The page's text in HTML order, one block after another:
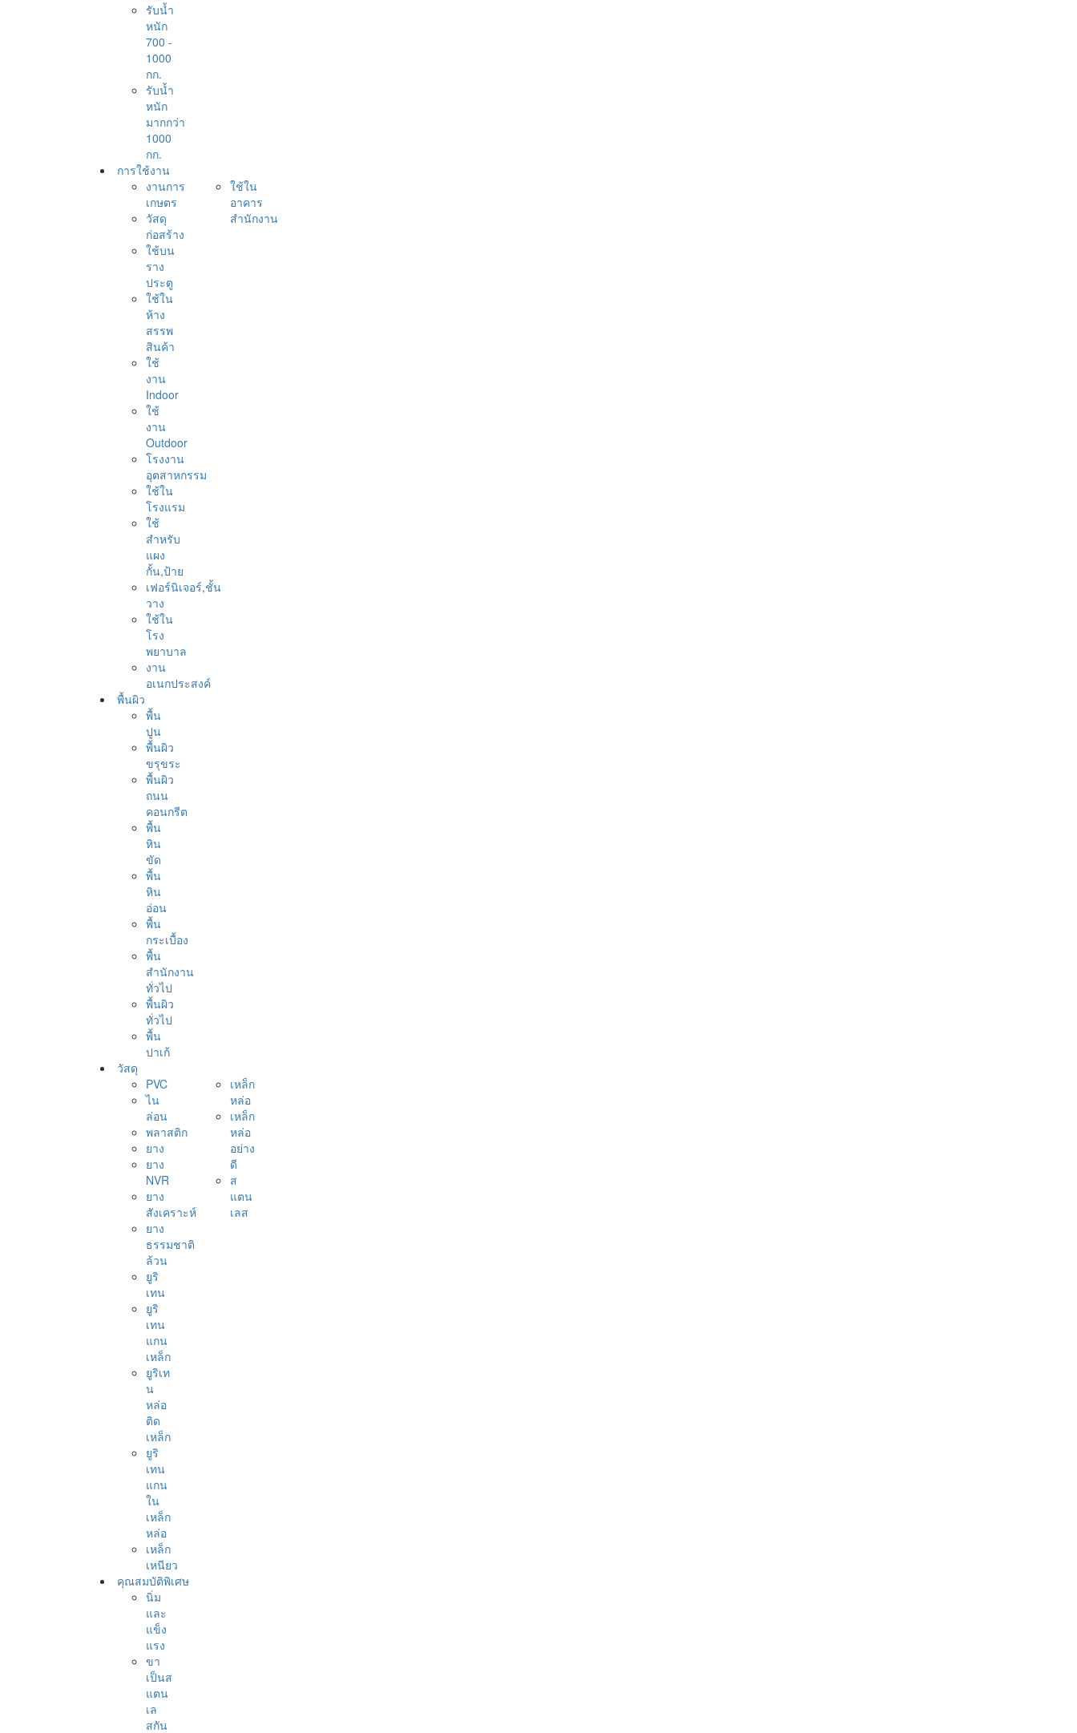
รับน้ำ
หนัก
700 -
1000
กก.
รับน้ำ
หนัก
มากกว่า
1000
กก.
การใช้งาน
งานการ
เกษตร
วัสดุ
ก่อสร้าง
ใช้บน
ราง
ประตู
ใช้ใน
ห้าง
สรรพ
สินค้า
ใช้
งาน
Indoor
ใช้
งาน
Outdoor
โรงงาน
อุตสาหกรรม
ใช้ใน
โรงแรม
ใช้
สำหรับ
แผง
กั้น,ป้าย
เฟอร์นิเจอร์,ชั้น
วาง
ใช้ใน
โรง
พยาบาล
งาน
อเนกประสงค์
ใช้ใน
อาคาร
สำนักงาน
พื้นผิว
พื้น
ปูน
พื้นผิว
ขรุขระ
พื้นผิว
ถนน
คอนกรีต
พื้น
หิน
ขัด
พื้น
หิน
อ่อน
พื้น
กระเบื้อง
พื้น
สำนักงาน
ทั่วไป
พื้นผิว
ทั่วไป
พื้น
ปาเก้
วัสดุ
PVC
ไน
ล่อน
พลาสติก
ยาง
ยาง
NVR
ยาง
สังเคราะห์
ยาง
ธรรมชาติ
ล้วน
ยูริ
เทน
ยูริ
เทน
แกน
เหล็ก
ยูริเท
น
หล่อ
ติด
เหล็ก
ยูริ
เทน
แกน
ใน
เหล็ก
หล่อ
เหล็ก
เหนียว
เหล็ก
หล่อ
เหล็ก
หล่อ
อย่าง
ดี
ส
แตน
เลส
คุณสมบัติพิเศษ
นิ่ม
และ
แข็ง
แรง
ขา
เป็นส
แตน
เล
สกัน